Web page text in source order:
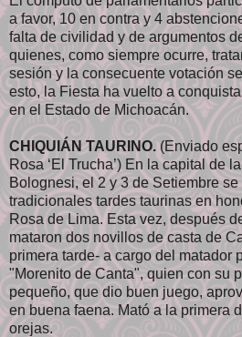
a favor, 10 en contra y 4
falta de civilidad y de argumentos
quienes, como siempre ocurre,
sesión y la consecuente votación
esto, la Fiesta ha vuelto a
en el Estado de Michoacán.
CHIQUIÁN TAURINO.(Enviado
Rosa ‘El Trucha’) En la capital de
Bolognesi, el 2 y 3 de Setiembre
tradicionales tardes taurinas en
Rosa de Lima. Esta vez, después
mataron dos novillos de casta de
primera tarde- a cargo del matador
"Morenito de Canta", quien con su
pequeño, que dio buen juego,
en buena faena. Mató a la primera
orejas.